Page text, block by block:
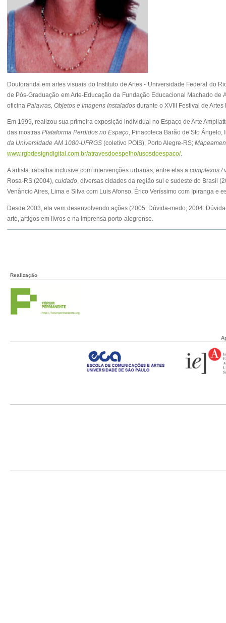
Doutoranda em artes visuais do Instituto de Artes - Universidade Federal do
de Pós-Graduação em Arte-Educação da Fundação Educacional Machado
oficina Palavras, Objetos e Imagens Instaladosdurante o XVIII Festival de
Em 1999, realizou sua primeira exposição individual no Espaço de Arte
das mostrasPlataforma Perdidos no Espaço
Pinacoteca Barão de Sto Ângelo,
da Universidade AM 1080-UFRGS (coletivo POIS), Porto Alegre-RS;
www.rgbdesigndigital.com.br/atravesdoespelho/usosdoespaco/.
A artista trabalha inclusive com intervenções urbanas, entre elas acomplexos /
Rosa-RS (2004), cuidado diversas cidades da região sul e sudeste do Brasil
Venâncio Aires, Lima e Silva com Luis Afonso, Érico Veríssimo com Ipiranga e
Desde 2003, ela vem desenvolvendo ações (2005: Dúvida-medo, 2004:
arte, artigos em livros e na imprensa porto-alegrense.
Realização